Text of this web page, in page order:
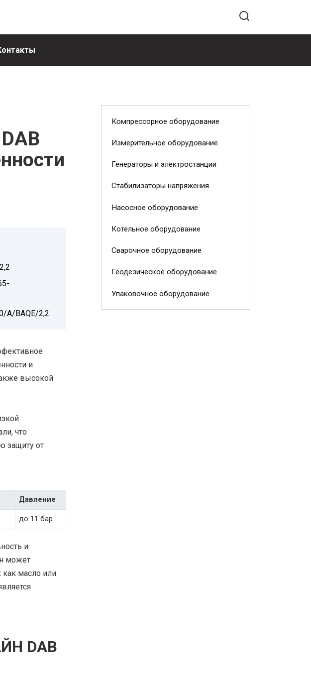
A/BAQE/2,2
и
высокой
что
защиту от
Давление
до 11 бар
и
может
как масло или
DAB
Компрессорное оборудование
Измерительное оборудование
Генераторы и электростанции
Стабилизаторы напряжения
Насосное оборудование
Котельное оборудование
Сварочное оборудование
Геодезическое оборудование
Упаковочное оборудование